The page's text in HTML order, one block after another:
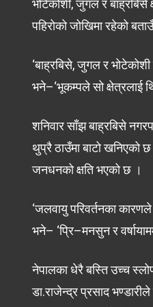
भोटेकोशी, जुगल र बाह्रबिसे
पहिरोको जोखिमा रहेको
‘बाह्रबिसे, जुगल र
भने–‘भूकम्पले सो क्षेत्रलाई
शनिवार साँझ बाह्रबिसे
थुप्रै ठाउँमा बाटो खनिएको
जनधनको क्षति भएको छ ।
‘जलवायु परिवर्तनका
भने– ‘प्रि–मनसुन र
नेपालका धेरै बस्ति उच्च
डा.राजेन्द्र प्रसाद